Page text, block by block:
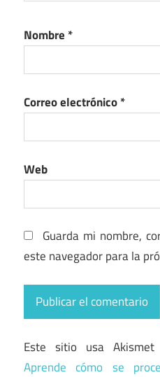
Nombre *
Correo electrónico*
Web
Guarda mi nombre,
este navegador para la
Este sitio usa
Aprende cómo se